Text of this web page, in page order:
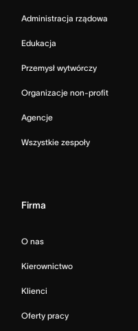
Administracja rządowa
Edukacja
Przemysł wytwórczy
Organizacje non-profit
Agencje
Wszystkie zespoły
Firma
O nas
Kierownictwo
Klienci
Oferty pracy